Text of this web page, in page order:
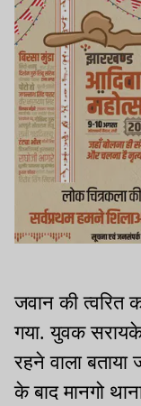
जवान की त्वरित
गया. युवक
रहने वाला
के बाद मानगो